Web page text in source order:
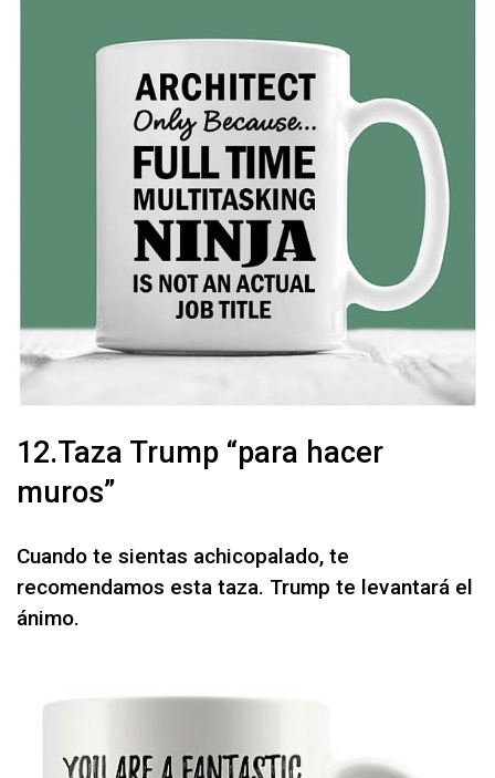
12.Taza Trump “para hacer
muros”
Cuando te sientas achicopalado, te
recomendamos esta taza. Trump te levantará el
ánimo.